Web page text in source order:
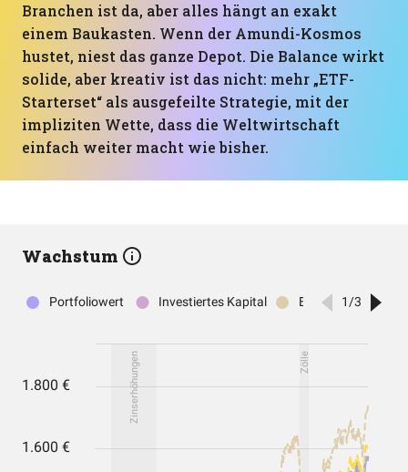
Branchen ist da, aber alles hängt an exakt
einem Baukasten. Wenn der Amundi-Kosmos
hustet, niest das ganze Depot. Die Balance wirkt
solide, aber kreativ ist das nicht: mehr „ETF-
Starterset“ als ausgefeilte Strategie, mit der
impliziten Wette, dass die Weltwirtschaft
einfach weiter macht wie bisher.
Wachstum